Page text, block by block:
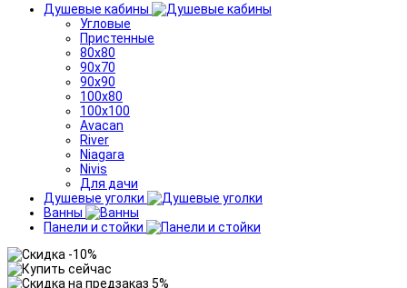
Душевые кабины
Угловые
Пристенные
80x80
90x70
90x90
100x80
100x100
Avacan
River
Niagara
Nivis
Для дачи
Душевые уголки
Ванны
Панели и стойки